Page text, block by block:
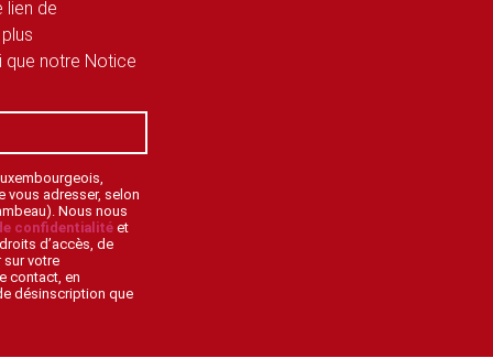
lien de
que notre Notice
vous adresser, selon
Nous nous
confidentialité et
d’accès, de
sur votre
contact, en
désinscription que